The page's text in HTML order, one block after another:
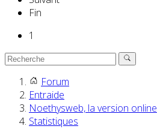
Fin
1
Forum
Entraide
Noethysweb, la version online
Statistiques